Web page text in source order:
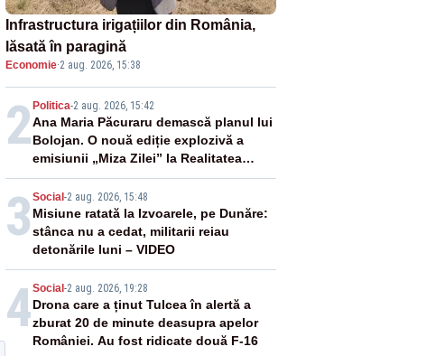
Infrastructura irigațiilor din România,
lăsată în paragină
Economie·2 aug. 2026, 15:38
2Politica-2 aug. 2026, 15:42
Ana Maria Păcuraru demască planul lui
Bolojan. O nouă ediție explozivă a
emisiunii „Miza Zilei” la Realitatea
PLUS
3 Social-2 aug. 2026, 15:48
Misiune ratată la Izvoarele, pe Dunăre:
stânca nu a cedat, militarii reiau
detonările luni – VIDEO
4Social-2 aug. 2026, 19:28
Drona care a ținut Tulcea în alertă a
zburat 20 de minute deasupra apelor
României. Au fost ridicate două F-16